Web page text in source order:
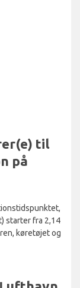
til
på
starter fra 2,14
køretøjet og